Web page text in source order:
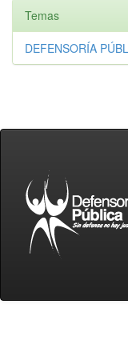
Temas
DEFENSORÍA